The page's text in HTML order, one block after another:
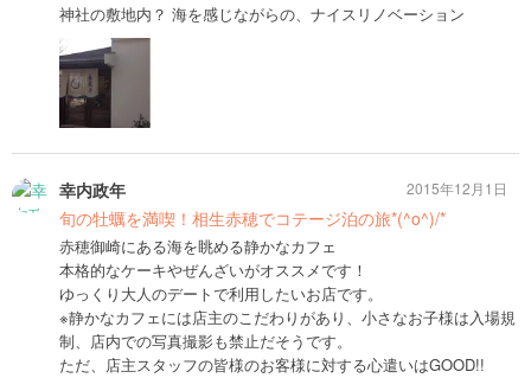
神社の敷地内？ 海を感じながらの、ナイスリノベーション
幸内政年
旬の牡蠣を満喫！相生赤穂でコテージ泊の旅*(^o^)/*
赤穂御崎にある海を眺める静かなカフェ
本格的なケーキやぜんざいがオススメです！
ゆっくり大人のデートで利用したいお店です。
※静かなカフェには店主のこだわりがあり、小さなお子様は入場規
制、店内での写真撮影も禁止だそうです。
ただ、店主スタッフの皆様のお客様に対する心遣いはGOOD!!
2015年12月1日